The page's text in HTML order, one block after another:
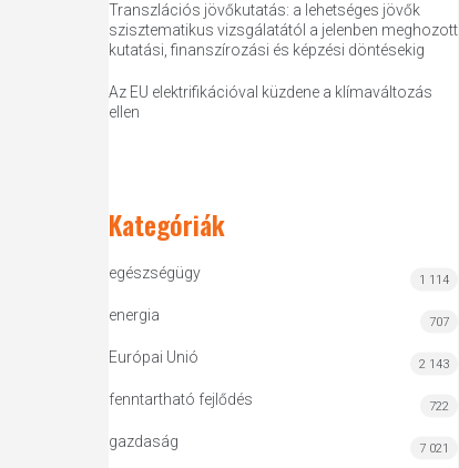
Transzlációs jövőkutatás: a lehetséges jövők
szisztematikus vizsgálatától a jelenben meghozott
kutatási, finanszírozási és képzési döntésekig
Az EU elektrifikációval küzdene a klímaváltozás
ellen
Kategóriák
egészségügy 1 114
energia 707
Európai Unió 2 143
fenntartható fejlődés 722
gazdaság 7 021